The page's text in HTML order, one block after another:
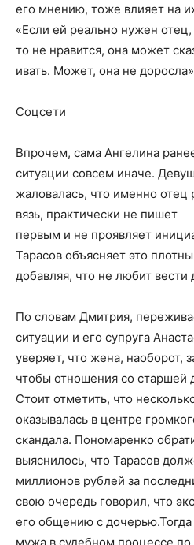
его мнению, тоже влияет на
«Если ей реально нужен
то не нравится, она может
ивать. Может, она не
Соцсети
Впрочем, сама Ангелина
ситуации совсем иначе.
жаловалась, что именно отец
вязь, практически не пишет
первым и не проявляет
Тарасов объясняет это
добавляя, что не любит вести
По словам Дмитрия,
ситуации и его супруга
уверяет, что жена, наоборот,
чтобы отношения со старшей
Стоит отметить, что
оказывалась в центре
скандала. Пономаренко
выяснилось, что Тарасов
миллионов рублей за
свою очередь говорил, что
его общению с